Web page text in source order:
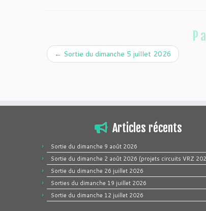
← Sortie du dimanche 5 juillet 2026
Articles récents
Sortie du dimanche 9 août 2026
Sortie du dimanche 2 août 2026 (projets circuits VRZ
Sortie du dimanche 26 juillet 2026
Sorties du dimanche 19 juillet 2026
Sortie du dimanche 12 juillet 2026